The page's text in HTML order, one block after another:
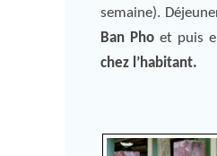
semaine).
Ban Pho et puis
chez l’habitant.